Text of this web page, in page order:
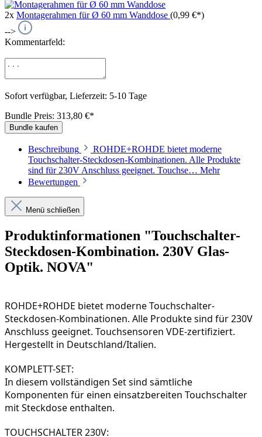
2x Montagerahmen für Ø 60 mm Wanddose (0,99 €*)
-->
Kommentarfeld:
Sofort verfügbar, Lieferzeit: 5-10 Tage
Bundle Preis: 313,80 €*
Bundle kaufen
Beschreibung
ROHDE+ROHDE bietet moderne
Touchschalter-Steckdosen-Kombinationen. Alle Produkte
sind für 230V Anschluss geeignet. Touchse… Mehr
Bewertungen
Menü schließen
Produktinformationen "Touchschalter-
Steckdosen-Kombination. 230V Glas-
Optik. NOVA"
ROHDE+ROHDE bietet moderne Touchschalter-
Steckdosen-Kombinationen. Alle Produkte sind für 230V
Anschluss geeignet. Touchsensoren VDE-zertifiziert.
Hergestellt in Deutschland/Italien.
In diesem vollständigen Set sind sämtliche
Komponenten für einen einsatzbereiten Touchschalter
mit Steckdose enthalten.